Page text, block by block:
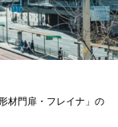
材門扉・フレイナ」の